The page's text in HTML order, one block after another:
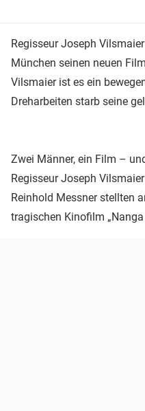
Regisseur Joseph
München seinen neuen
Vilsmaier ist es ein
Dreharbeiten starb seine
Zwei Männer, ein Film –
Regisseur Joseph
Reinhold Messner stellten
tragischen Kinofilm